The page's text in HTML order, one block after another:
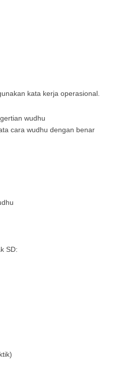
kata kerja operasional.
wudhu
cara wudhu dengan benar
SD: